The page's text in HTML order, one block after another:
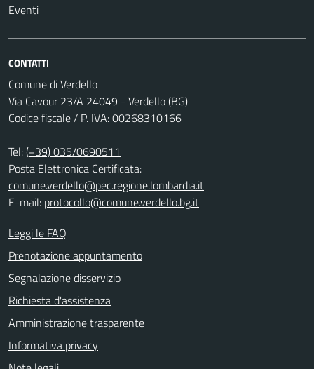
Eventi
CONTATTI
Comune di Verdello
Via Cavour 23/A 24049 - Verdello (BG)
Codice fiscale / P. IVA: 00268310166
Tel:(+39) 035/0690511
Posta Elettronica Certificata:
comune.verdello@pec.regione.lombardia.it
E-mail: protocollo@comune.verdello.bg.it
Leggi le FAQ
Prenotazione appuntamento
Segnalazione disservizio
Richiesta d'assistenza
Amministrazione trasparente
Informativa privacy